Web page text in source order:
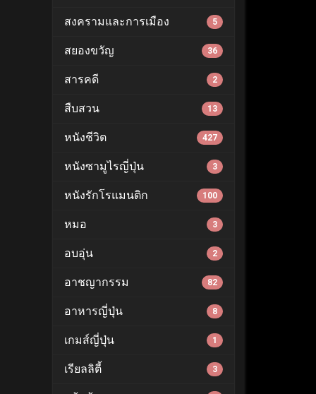
สงครามและการเมือง 5
สยองขวัญ 36
สารคดี 2
สืบสวน 13
หนังชีวิต 427
หนังซามูไรญี่ปุ่น 3
หนังรักโรแมนติก 100
หมอ 3
อบอุ่น 2
อาชญากรรม 82
อาหารญี่ปุ่น 8
เกมส์ญี่ปุ่น 1
เรียลลิตี้ 3